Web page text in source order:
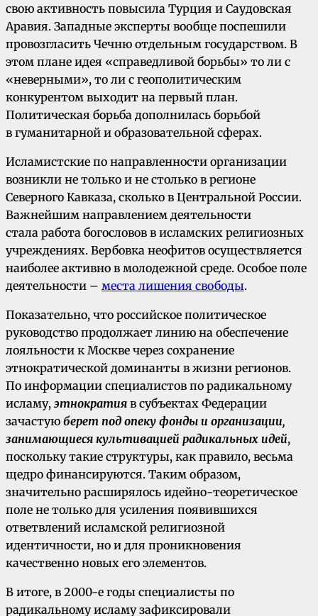
свою активность повысила Турция и Саудовская
Аравия. Западные эксперты вообще поспешили
провозгласить Чечню отдельным государством. В
этом плане идея «справедливой борьбы» то ли с
«неверными», то ли с геополитическим
конкурентом выходит на первый план.
Политическая борьба дополнилась борьбой
в гуманитарной и образовательной сферах.
Исламистские по направленности организации
возникли не только и не столько в регионе
Северного Кавказа, сколько в Центральной России.
Важнейшим направлением деятельности
стала работа богословов в исламских религиозных
учреждениях. Вербовка неофитов осуществляется
наиболее активно в молодежной среде. Особое поле
деятельности – места лишения свободы.
Показательно, что российское политическое
руководство продолжает линию на обеспечение
лояльности к Москве через сохранение
этнократической доминанты в жизни регионов.
По информации специалистов по радикальному
исламу, этнократия в субъектах Федерации
зачастую берет под опеку фонды и организации,
занимающиеся культивацией радикальных идей,
поскольку такие структуры, как правило, весьма
щедро финансируются. Таким образом,
значительно расширялось идейно-теоретическое
поле не только для усиления появившихся
ответвлений исламской религиозной
идентичности, но и для проникновения
качественно новых его элементов.
В итоге, в 2000-е годы специалисты по
радикальному исламу зафиксировали